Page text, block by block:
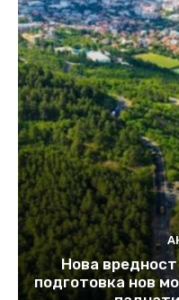
Нова вредност
подготовка нов